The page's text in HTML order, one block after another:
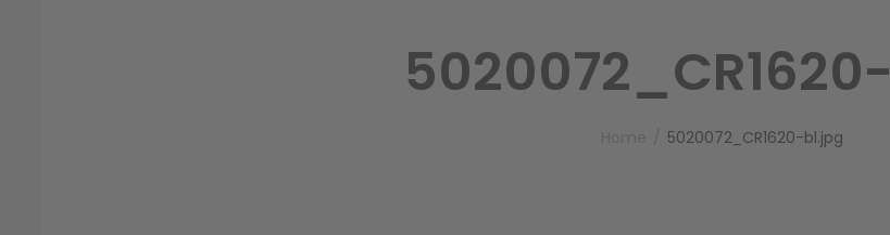
5020072_CR1620-bl.jpg